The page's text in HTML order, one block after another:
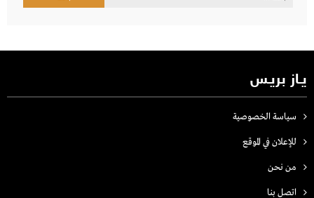
يـاز بريـس
سياسة الخصوصية
للإعلان في الموقع
من نحن
اتصل بنـا